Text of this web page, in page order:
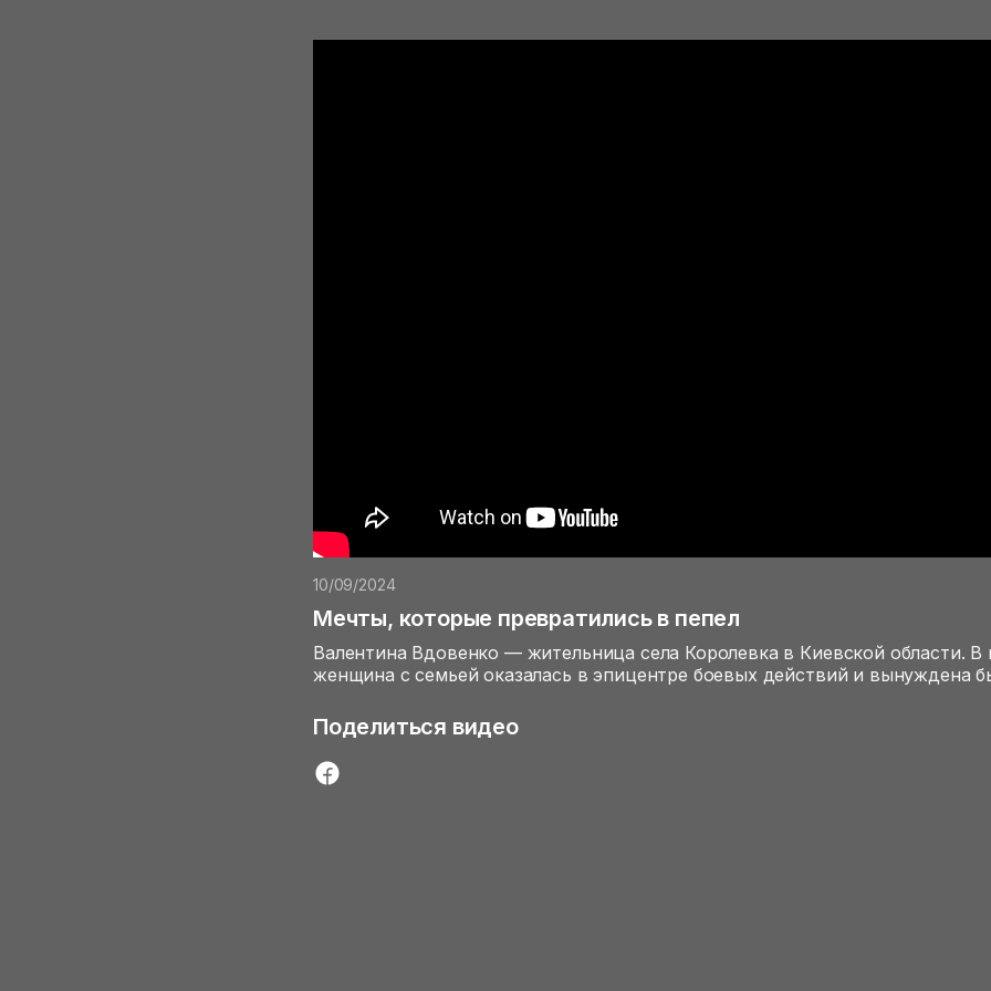
10/09/2024
Мечты, которые превратились в пепел
Валентина Вдовенко — жительница села Королевка в Киевской области. В
женщина с семьей оказалась в эпицентре боевых действий и вынуждена
Поделиться видео